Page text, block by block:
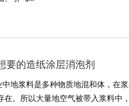
要的造纸涂层消泡剂
地浆料是多种物质地混和体，在
在。所以大量地空气被带入浆料中